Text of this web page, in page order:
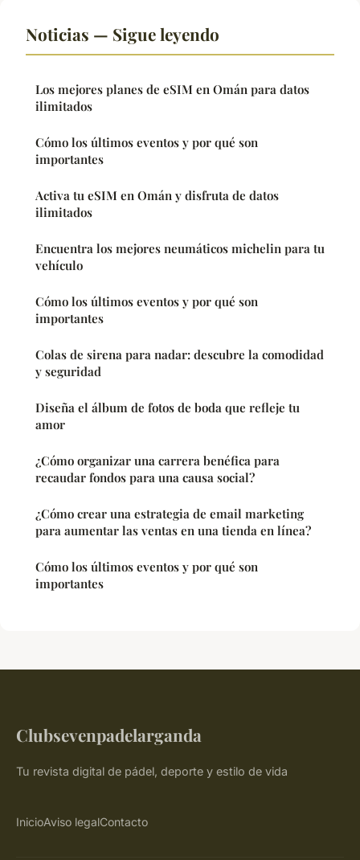
Noticias — Sigue leyendo
Los mejores planes de eSIM en Omán para datos
ilimitados
Cómo los últimos eventos y por qué son
importantes
Activa tu eSIM en Omán y disfruta de datos
ilimitados
Encuentra los mejores neumáticos michelin para tu
vehículo
Cómo los últimos eventos y por qué son
importantes
Colas de sirena para nadar: descubre la comodidad
y seguridad
Diseña el álbum de fotos de boda que refleje tu
amor
¿Cómo organizar una carrera benéfica para
recaudar fondos para una causa social?
¿Cómo crear una estrategia de email marketing
para aumentar las ventas en una tienda en línea?
Cómo los últimos eventos y por qué son
importantes
Clubsevenpadelarganda
Tu revista digital de pádel, deporte y estilo de vida
InicioAviso legalContacto